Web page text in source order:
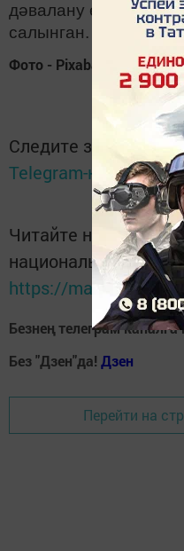
дәвалану өчен
салынган.
Фото - Pixabay.com
Следите за самым
Telegram-канале
Читайте новости
национальном
https://max.ru/
Безнең телеграм
Без "Дзен"да! Дзен
Перейти на